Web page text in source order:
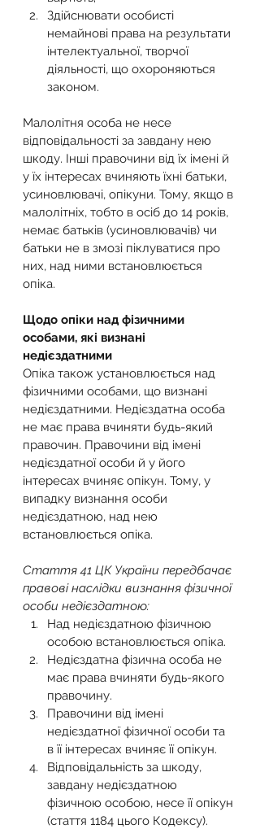
Здійснювати особисті
немайнові права на результати
інтелектуальної, творчої
діяльності, що охороняються
законом.
Малолітня особа не несе
відповідальності за завдану нею
шкоду. Інші правочини від їх імені й
у їх інтересах вчиняють їхні батьки,
усиновлювачі, опікуни. Тому, якщо в
малолітніх, тобто в осіб до 14 років,
немає батьків (усиновлювачів) чи
батьки не в змозі піклуватися про
них, над ними встановлюється
опіка.
Щодо опіки над фізичними
особами, які визнані
недієздатними
Опіка також установлюється над
фізичними особами, що визнані
недієздатними. Недієздатна особа
не має права вчиняти будь-який
правочин. Правочини від імені
недієздатної особи й у його
інтересах вчиняє опікун. Тому, у
випадку визнання особи
недієздатною, над нею
встановлюється опіка.
Стаття 41 ЦК України передбачає
правові наслідки визнання фізичної
особи недієздатною:
Над недієздатною фізичною
особою встановлюється опіка.
Недієздатна фізична особа не
має права вчиняти будь-якого
правочину.
Правочини від імені
недієздатної фізичної особи та
в її інтересах вчиняє її опікун.
Відповідальність за шкоду,
завдану недієздатною
фізичною особою, несе її опікун
(стаття 1184 цього Кодексу).